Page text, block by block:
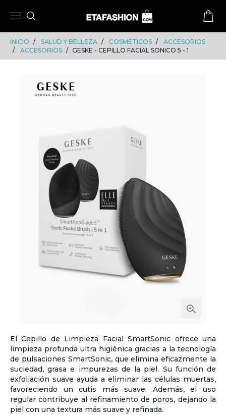
INICIO SALUD Y BELLEZA COSMÉTICOS
ACCESORIOS
ACCESORIOS
GESKE - CEPILLO FACIAL SONICO 5 - 1
El Cepillo de Limpieza Facial SmartSonic ofrece una
limpieza profunda ultra higiénica gracias a la tecnología
de pulsaciones SmartSonic, que elimina eficazmente la
suciedad, grasa e impurezas de la piel. Su función de
exfoliación suave ayuda a eliminar las células muertas,
favoreciendo un cutis más suave. Además, el uso
regular contribuye al refinamiento de poros, dejando la
piel con una textura más suave y refinada.